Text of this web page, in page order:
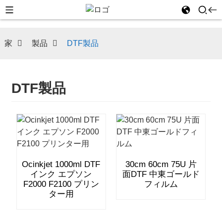
家 製品 DTF製品
DTF製品
Ocinkjet 1000ml DTF
インク エプソン
F2000 F2100 プリン
ター用
30cm 60cm 75U 片
面DTF 中東ゴールド
フィルム